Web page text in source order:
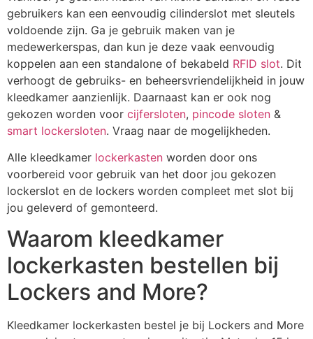
gebruikers kan een eenvoudig cilinderslot met sleutels
voldoende zijn. Ga je gebruik maken van je
medewerkerspas, dan kun je deze vaak eenvoudig
koppelen aan een standalone of bekabeld RFID slot. Dit
verhoogt de gebruiks- en beheersvriendelijkheid in jouw
kleedkamer aanzienlijk. Daarnaast kan er ook nog
gekozen worden voor cijfersloten, pincode sloten &
smart lockersloten. Vraag naar de mogelijkheden.
Alle kleedkamer lockerkasten worden door ons
voorbereid voor gebruik van het door jou gekozen
lockerslot en de lockers worden compleet met slot bij
jou geleverd of gemonteerd.
Waarom kleedkamer
lockerkasten bestellen bij
Lockers and More?
Kleedkamer lockerkasten bestel je bij Lockers and More